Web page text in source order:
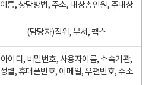
이름, 상담방법, 주소, 대상총인원, 주대상
(담당자)직위, 부서, 팩스
아이디, 비밀번호, 사용자이름, 소속기관,
성별, 휴대폰번호, 이메일, 우편번호, 주소